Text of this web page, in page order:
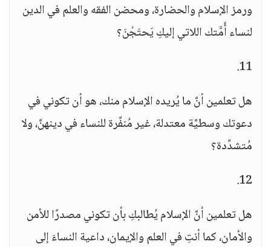
ورمز الإسلام والحضارة، ومحضن الفقه والعلم في الدين
لنساء أُمَّتك اللاتي إليكِ يَحتَجْنَ؟
11.
هل تعلمين أنَّ ما يُريده الإسلام منك، هو أن تكوني في
دعوتك وسطيَّة معتدلة، غير مُنفِّرة للنساء في دينهنَّ، ولا
مُتشدِّدة؟
12.
هل تعلمين أنَّ الإسلام يُطالبكِ بأن تكوني مصدرًا للأمن
والأمان، كما أنتِ في العلم والإيمان، داعية النساءَ إلى